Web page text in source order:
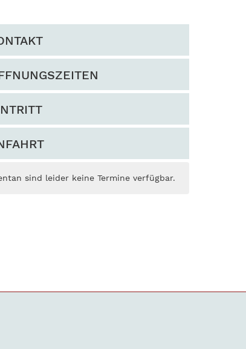
sind leider keine Termine verfügbar.